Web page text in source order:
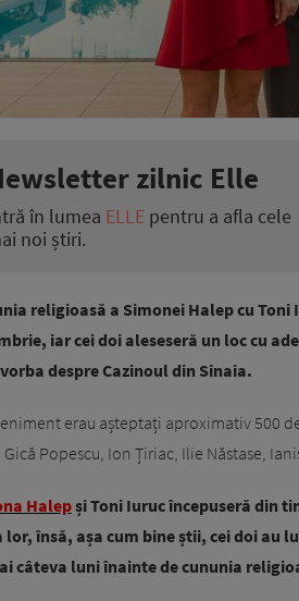
zilnic Elle
în lumea ELLE pentru a afla cele
noi știri.
religioasă a Simonei Halep cu
iar cei doi aleseseră un loc cu
despre Cazinoul din Sinaia.
erau așteptați aproximativ 500
Gică Popescu, Ion Țiriac, Ilie Năstase,
Halepși Toni Iuruc începuseră din
lor, însă, așa cum bine știi, cei doi au
câteva luni înainte de cununia